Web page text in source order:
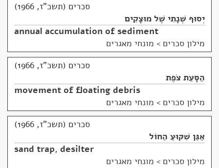
סכרים (תשכ"ז, 1966)
יְסוּף שְׁנָתִי שֶׁל מוּצָקִים
annual accumulation of sediment
מילון סכרים > מונחי מאגרים
סכרים (תשכ"ז, 1966)
הַסָּעַת צֹפֶת
movement of floating debris
מילון סכרים > מונחי מאגרים
סכרים (תשכ"ז, 1966)
אַגַּן שִׁקּוּעַ הַחוֹל
sand trap, desilter
מילון סכרים > מונחי מאגרים